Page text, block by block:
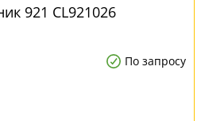
921 CL921026
По запросу